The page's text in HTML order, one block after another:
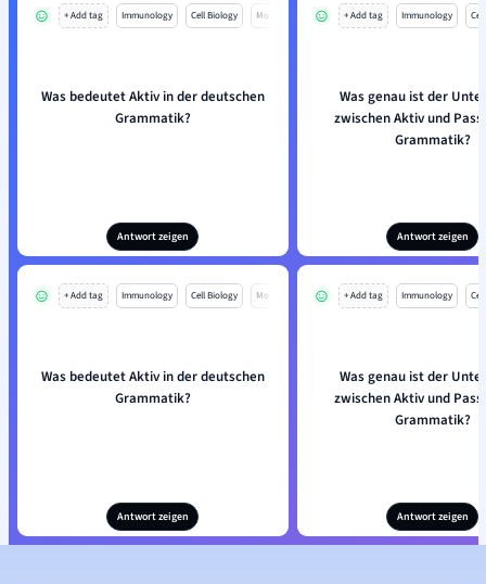
+ Add tag Immunology Cell Biology Mo
Was bedeutet Aktiv in der deutschen
Grammatik?
Antwort zeigen
+ Add tag Immunology
Was genau ist der
zwischen Aktiv und
Grammatik?
Antwort zeigen
+ Add tag Immunology Cell Biology Mo
Was bedeutet Aktiv in der deutschen
Grammatik?
Antwort zeigen
+ Add tag Immunology
Was genau ist der
zwischen Aktiv und
Grammatik?
Antwort zeigen